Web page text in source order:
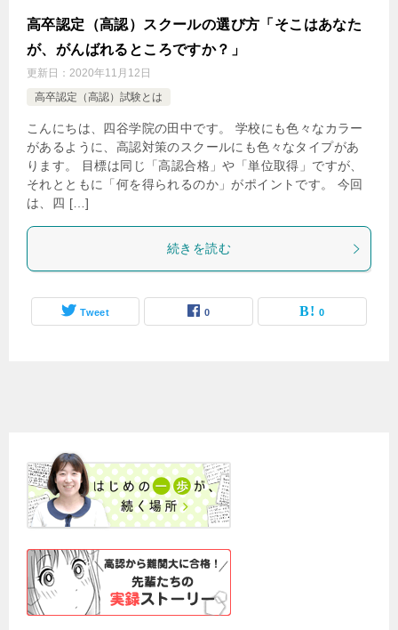
高卒認定（高認）スクールの選び方「そこはあなた
が、がんばれるところですか？」
更新日： 2020年11月12日
高卒認定（高認）試験とは
こんにちは、四谷学院の田中です。 学校にも色々なカラー
があるように、高認対策のスクールにも色々なタイプがあ
ります。 目標は同じ「高認合格」や「単位取得」ですが、
それとともに「何を得られるのか」がポイントです。 今回
は、四 […]
続きを読む
Tweet 0 0